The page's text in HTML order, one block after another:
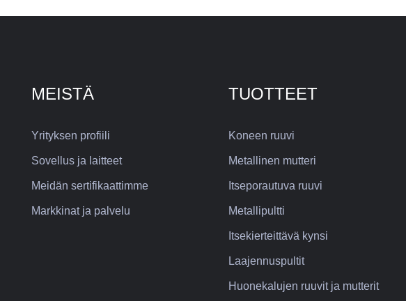
MEISTÄ
Yrityksen profiili
Sovellus ja laitteet
Meidän sertifikaattimme
Markkinat ja palvelu
TUOTTEET
Koneen ruuvi
Metallinen mutteri
Itseporautuva ruuvi
Metallipultti
Itsekierteittävä kynsi
Laajennuspultit
Huonekalujen ruuvit ja mutterit